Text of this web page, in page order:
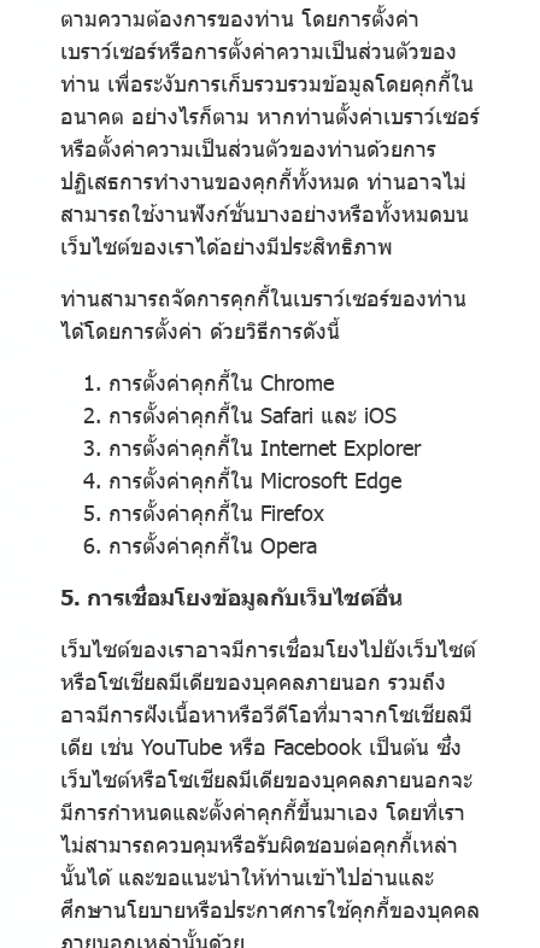
ตามความต้องการของท่าน โดยการตั้งค่า
เบราว์เซอร์หรือการตั้งค่าความเป็นส่วนตัวของ
ท่าน เพื่อระงับการเก็บรวบรวมข้อมูลโดยคุกกี้ใน
อนาคต อย่างไรก็ตาม หากท่านตั้งค่าเบราว์เซอร์
หรือตั้งค่าความเป็นส่วนตัวของท่านด้วยการ
ปฏิเสธการทำงานของคุกกี้ทั้งหมด ท่านอาจไม่
สามารถใช้งานฟังก์ชั่นบางอย่างหรือทั้งหมดบน
เว็บไซต์ของเราได้อย่างมีประสิทธิภาพ
ท่านสามารถจัดการคุกกี้ในเบราว์เซอร์ของท่าน
ได้โดยการตั้งค่า ด้วยวิธีการดังนี้
การตั้งค่าคุกกี้ใน Chrome
การตั้งค่าคุกกี้ใน Safari และ iOS
การตั้งค่าคุกกี้ใน Internet Explorer
การตั้งค่าคุกกี้ใน Microsoft Edge
การตั้งค่าคุกกี้ใน Firefox
การตั้งค่าคุกกี้ใน Opera
5. การเชื่อมโยงข้อมูลกับเว็บไซต์อื่น
เว็บไซต์ของเราอาจมีการเชื่อมโยงไปยังเว็บไซต์
หรือโซเชียลมีเดียของบุคคลภายนอก รวมถึง
อาจมีการฝังเนื้อหาหรือวีดีโอที่มาจากโซเชียลมี
เดีย เช่น YouTube หรือ Facebook เป็นต้น ซึ่ง
เว็บไซต์หรือโซเชียลมีเดียของบุคคลภายนอกจะ
มีการกำหนดและตั้งค่าคุกกี้ขึ้นมาเอง โดยที่เรา
ไม่สามารถควบคุมหรือรับผิดชอบต่อคุกกี้เหล่า
นั้นได้ และขอแนะนำให้ท่านเข้าไปอ่านและ
ศึกษานโยบายหรือประกาศการใช้คุกกี้ของบุคคล
ภายนอกเหล่านั้นด้วย